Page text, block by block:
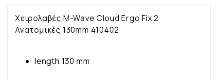
Χειρολαβές M-Wave Cloud Ergo Fix 2
Ανατομικές 130mm 410402
length 130 mm